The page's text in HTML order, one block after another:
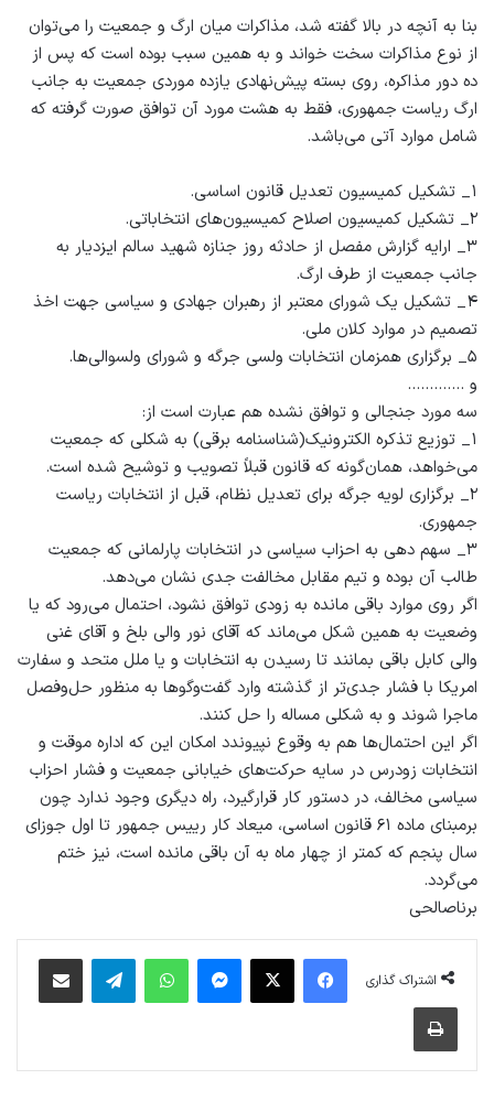
بنا به آنچه در بالا گفته شد، مذاکرات میان ارگ و جمعیت را می‌توان
از نوع مذاکرات سخت خواند و به همین سبب بوده است که پس از
ده دور مذاکره، روی بسته پیش‌نهادی یازده موردی جمعیت به جانب
ارگ ریاست جمهوری، فقط به هشت مورد آن توافق صورت گرفته که
شامل موارد آتی می‌باشد.
۱_ تشکیل کمیسیون تعدیل قانون اساسی.
۲_ تشکیل کمیسیون اصلاح کمیسیون‌های انتخاباتی.
۳_ ارایه گزارش مفصل از حادثه روز جنازه شهید سالم ایزدیار به
جانب جمعیت از طرف ارگ.
۴_ تشکیل یک شورای معتبر از رهبران جهادی و سیاسی جهت اخذ
تصمیم در موارد کلان ملی.
۵_ برگزاری همزمان انتخابات ولسی جرگه و شورای ولسوالی‌ها.
و ………….
سه مورد جنجالی و توافق نشده هم عبارت است از:
۱_ توزیع تذکره الکترونیک(شناسنامه برقی) به شکلی که جمعیت
می‌خواهد، همان‌گونه که قانون قبلاً تصویب و توشیح شده است.
۲_ برگزاری لویه جرگه برای تعدیل نظام، قبل از انتخابات ریاست
جمهوری.
۳_ سهم دهی به احزاب سیاسی در انتخابات پارلمانی که جمعیت
طالب آن بوده و تیم مقابل مخالفت جدی نشان می‌دهد.
اگر روی موارد باقی مانده به زودی توافق نشود، احتمال می‌رود که یا
وضعیت به همین شکل می‌ماند که آقای نور والی بلخ و آقای غنی
والی کابل باقی بمانند تا رسیدن به انتخابات و یا ملل متحد و سفارت
امریکا با فشار جدی‌تر از گذشته وارد گفت‌وگوها به منظور حل‌وفصل
ماجرا شوند و به شکلی مساله را حل کنند.
اگر این احتمال‌ها هم به وقوع نپیوندد امکان این که اداره موقت و
انتخابات زودرس در سایه حرکت‌های خیابانی جمعیت و فشار احزاب
سیاسی مخالف، در دستور کار قرارگیرد، راه دیگری وجود ندارد چون
برمبنای ماده ۶۱ قانون اساسی، میعاد کار رییس جمهور تا اول جوزای
سال پنجم که کمتر از چهار ماه به آن باقی مانده است، نیز ختم
می‌گردد.
برناصالحی
اشتراک گذاری
فیس بوک پیام رسان واتس آپ